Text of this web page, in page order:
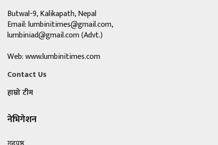
Butwal-9, Kalikapath, Nepal
Email:lumbinitimes@gmail.com,
lumbiniad@gmail.com(Advt.)
Web: www.lumbinitimes.com
Contact Us
हाम्रो टीम
नेभिगेशन